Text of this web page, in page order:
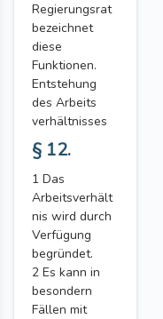
Regierungsrat
bezeichnet
diese
Funktionen.
Entstehung
des Arbeits
verhältnisses
§ 12.
1 Das
Arbeitsverhält
nis wird durch
Verfügung
begründet.
2 Es kann in
besondern
Fällen mit